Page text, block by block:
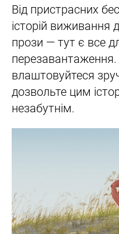
Від пристрасних
історій виживання
прози — тут є все
влаштовуйтеся
дозвольте цим
незабутнім.